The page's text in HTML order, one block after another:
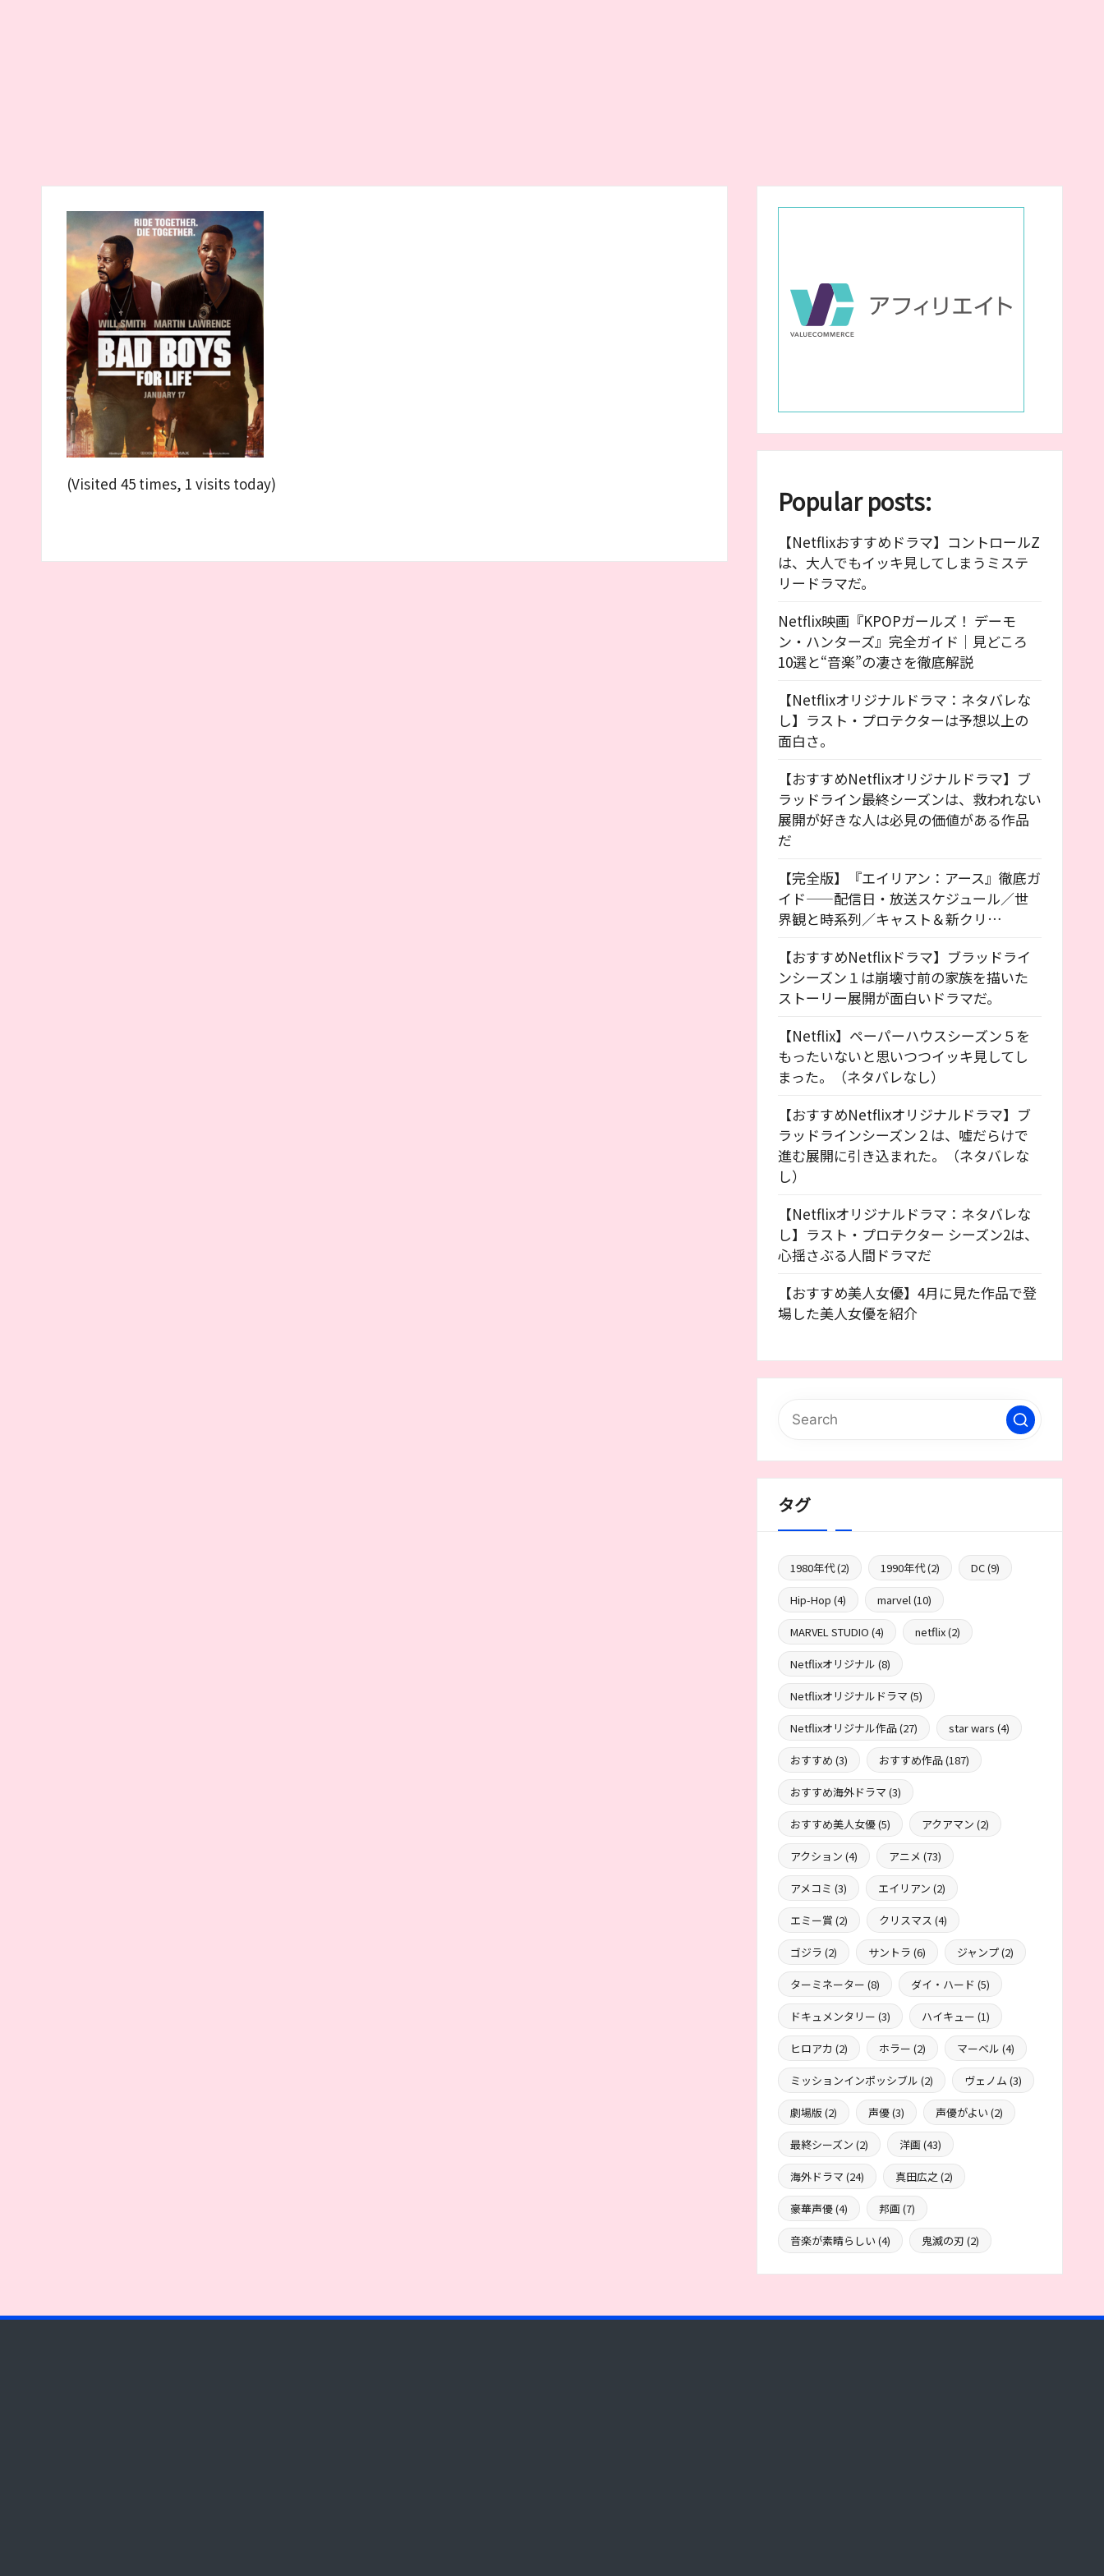
(Visited 45 times, 1 visits today)
Popular posts:
【Netflixおすすめドラマ】コントロールZ
は、大人でもイッキ見してしまうミステ
リードラマだ。
Netflix映画『KPOPガールズ！ デーモ
ン・ハンターズ』完全ガイド｜見どころ
10選と“音楽”の凄さを徹底解説
【Netflixオリジナルドラマ：ネタバレな
し】ラスト・プロテクターは予想以上の
面白さ。
【おすすめNetflixオリジナルドラマ】ブ
ラッドライン最終シーズンは、救われない
展開が好きな人は必見の価値がある作品
だ
【完全版】『エイリアン：アース』徹底ガ
イド——配信日・放送スケジュール／世
界観と時系列／キャスト＆新クリ…
【おすすめNetflixドラマ】ブラッドライ
ンシーズン１は崩壊寸前の家族を描いた
ストーリー展開が面白いドラマだ。
【Netflix】ペーパーハウスシーズン５を
もったいないと思いつつイッキ見してし
まった。（ネタバレなし）
【おすすめNetflixオリジナルドラマ】ブ
ラッドラインシーズン２は、嘘だらけで
進む展開に引き込まれた。（ネタバレな
し）
【Netflixオリジナルドラマ：ネタバレな
し】ラスト・プロテクター シーズン2は、
心揺さぶる人間ドラマだ
【おすすめ美人女優】4月に見た作品で登
場した美人女優を紹介
タグ
1980年代(2) 1990年代(2) DC(9)
Hip-Hop (4) marvel(10)
MARVEL STUDIO (4) netflix(2)
Netflixオリジナル (8)
Netflixオリジナルドラマ (5)
Netflixオリジナル作品(27) star wars (4)
おすすめ (3) おすすめ作品(187)
おすすめ海外ドラマ (3)
おすすめ美人女優(5) アクアマン (2)
アクション (4) アニメ (73)
アメコミ (3) エイリアン (2)
エミー賞 (2) クリスマス (4)
ゴジラ (2) サントラ (6) ジャンプ(2)
ターミネーター (8) ダイ・ハード (5)
ドキュメンタリー (3) ハイキュー (1)
ヒロアカ (2) ホラー (2) マーベル (4)
ミッションインポッシブル (2) ヴェノム (3)
劇場版 (2) 声優(3) 声優がよい (2)
最終シーズン (2) 洋画(43)
海外ドラマ (24) 真田広之 (2)
豪華声優(4) 邦画(7)
音楽が素晴らしい (4) 鬼滅の刃 (2)